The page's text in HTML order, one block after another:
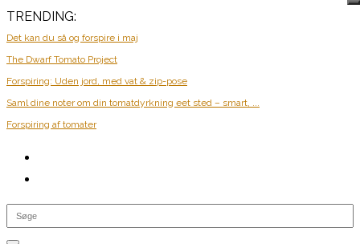
TRENDING:
Det kan du så og forspire i maj
The Dwarf Tomato Project
Forspiring: Uden jord, med vat & zip-pose
Saml dine noter om din tomatdyrkning eet sted – smart, ...
Forspiring af tomater